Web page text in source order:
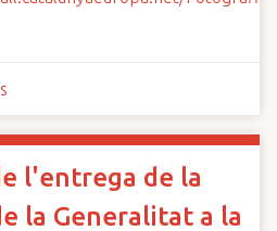
l'entrega de la
la Generalitat a la